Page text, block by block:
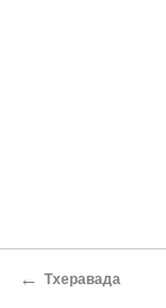
← Тхеравада